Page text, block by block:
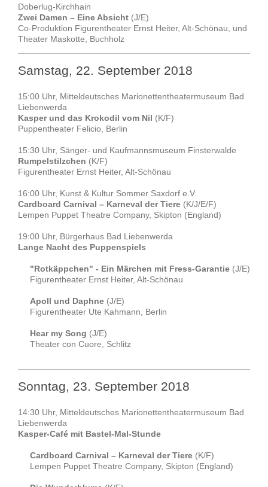
Doberlug-Kirchhain
Zwei Damen – Eine Absicht (J/E)
Co-Produktion Figurentheater Ernst Heiter, Alt-Schönau, und
Theater Maskotte, Buchholz
Samstag, 22. September 2018
15:00 Uhr, Mitteldeutsches Marionettentheatermuseum Bad
Liebenwerda
Kasper und das Krokodil vom Nil (K/F)
Puppentheater Felicio, Berlin
15:30 Uhr, Sänger- und Kaufmannsmuseum Finsterwalde
Rumpelstilzchen (K/F)
Figurentheater Ernst Heiter, Alt-Schönau
16:00 Uhr, Kunst & Kultur Sommer Saxdorf e.V.
Cardboard Carnival – Karneval der Tiere (K/J/E/F)
Lempen Puppet Theatre Company, Skipton (England)
19:00 Uhr, Bürgerhaus Bad Liebenwerda
Lange Nacht des Puppenspiels
"Rotkäppchen" - Ein Märchen mit Fress-Garantie (J/E)
Figurentheater Ernst Heiter, Alt-Schönau
Apoll und Daphne (J/E)
Figurentheater Ute Kahmann, Berlin
Hear my Song (J/E)
Theater con Cuore, Schlitz
Sonntag, 23. September 2018
14:30 Uhr, Mitteldeutsches Marionettentheatermuseum Bad
Liebenwerda
Kasper-Café mit Bastel-Mal-Stunde
Cardboard Carnival – Karneval der Tiere (K/F)
Lempen Puppet Theatre Company, Skipton (England)